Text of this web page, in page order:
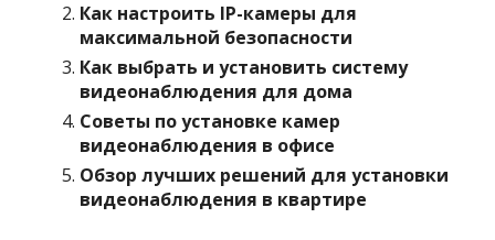
Как настроить IP-камеры для
максимальной безопасности
Как выбрать и установить систему
видеонаблюдения для дома
Советы по установке камер
видеонаблюдения в офисе
Обзор лучших решений для установки
видеонаблюдения в квартире